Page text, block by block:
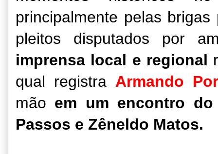
principalmente pelas
pleitos disputados por
imprensa local e regional
qual registra Armando
mão em um encontro
Passos e Zêneldo Matos.